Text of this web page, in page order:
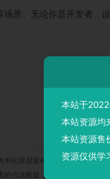
景。无论你是开发者、
站原创发布。任何个人或组织
合法权益，可联系我们进行处理
本站于2022
本站资源均
本站资源售
资源仅供学